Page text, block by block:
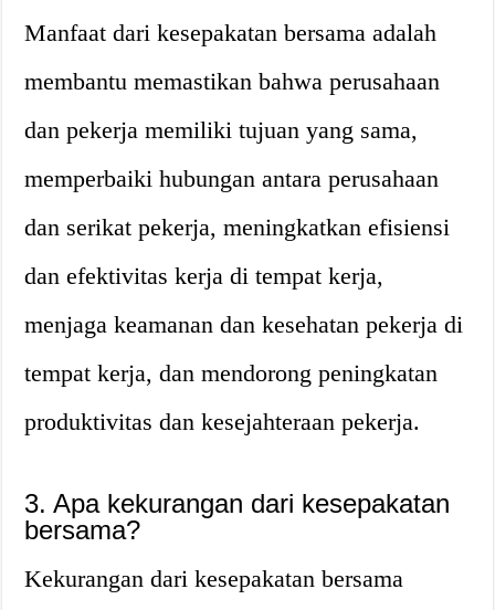
Manfaat dari kesepakatan bersama adalah
membantu memastikan bahwa perusahaan
dan pekerja memiliki tujuan yang sama,
memperbaiki hubungan antara perusahaan
dan serikat pekerja, meningkatkan efisiensi
dan efektivitas kerja di tempat kerja,
menjaga keamanan dan kesehatan pekerja di
tempat kerja, dan mendorong peningkatan
produktivitas dan kesejahteraan pekerja.
3. Apa kekurangan dari kesepakatan
bersama?
Kekurangan dari kesepakatan bersama